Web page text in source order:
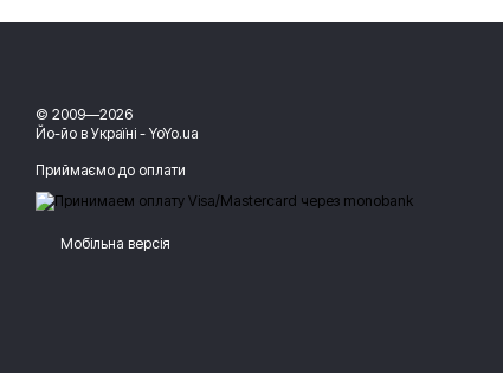
© 2009—2026
Йо-йо в Україні - YoYo.ua
Приймаємо до оплати
Мобільна версія